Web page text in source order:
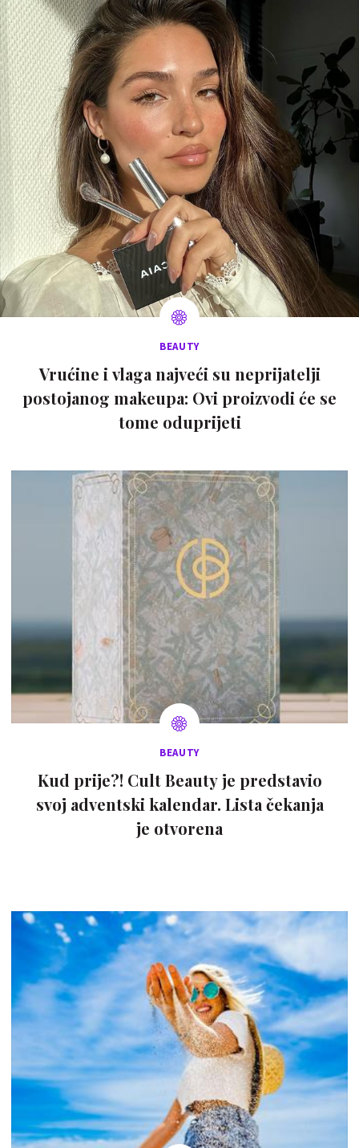
BEAUTY
Vrućine i vlaga najveći su neprijatelji
postojanog makeupa: Ovi proizvodi će se
tome oduprijeti
BEAUTY
Kud prije?! Cult Beauty je predstavio
svoj adventski kalendar. Lista čekanja
je otvorena